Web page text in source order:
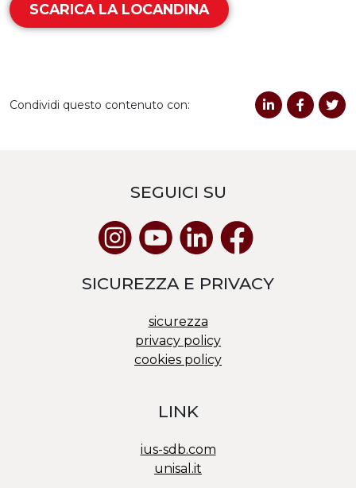
SCARICA LA LOCANDINA
Condividi questo contenuto con:
SEGUICI SU
SICUREZZA E PRIVACY
sicurezza
privacy policy
cookies policy
LINK
ius-sdb.com
unisal.it